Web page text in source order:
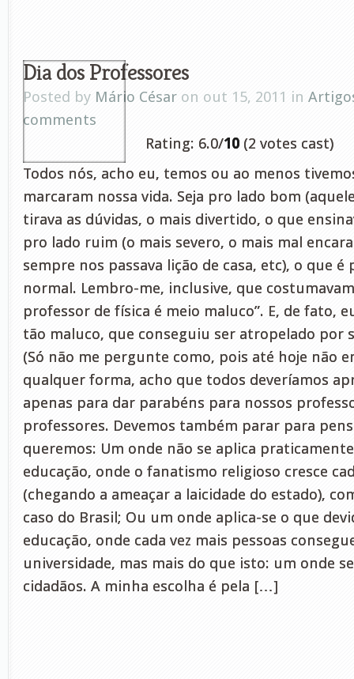
Dia dos Professores
Posted by Mário César on out 15, 2011 in
comments
Rating: 6.0/10 (2 votes cast)
Todos nós, acho eu, temos ou ao menos
marcaram nossa vida. Seja pro lado bom
tirava as dúvidas, o mais divertido, o que
pro lado ruim (o mais severo, o mais mal
sempre nos passava lição de casa, etc), o que
normal. Lembro-me, inclusive, que
professor de física é meio maluco”. E, de fato,
tão maluco, que conseguiu ser atropelado por
(Só não me pergunte como, pois até hoje não
qualquer forma, acho que todos deveríamos
apenas para dar parabéns para nossos
professores. Devemos também parar para
queremos: Um onde não se aplica
educação, onde o fanatismo religioso cresce
(chegando a ameaçar a laicidade do estado),
caso do Brasil; Ou um onde aplica-se o que
educação, onde cada vez mais pessoas
universidade, mas mais do que isto: um onde
cidadãos. A minha escolha é pela […]